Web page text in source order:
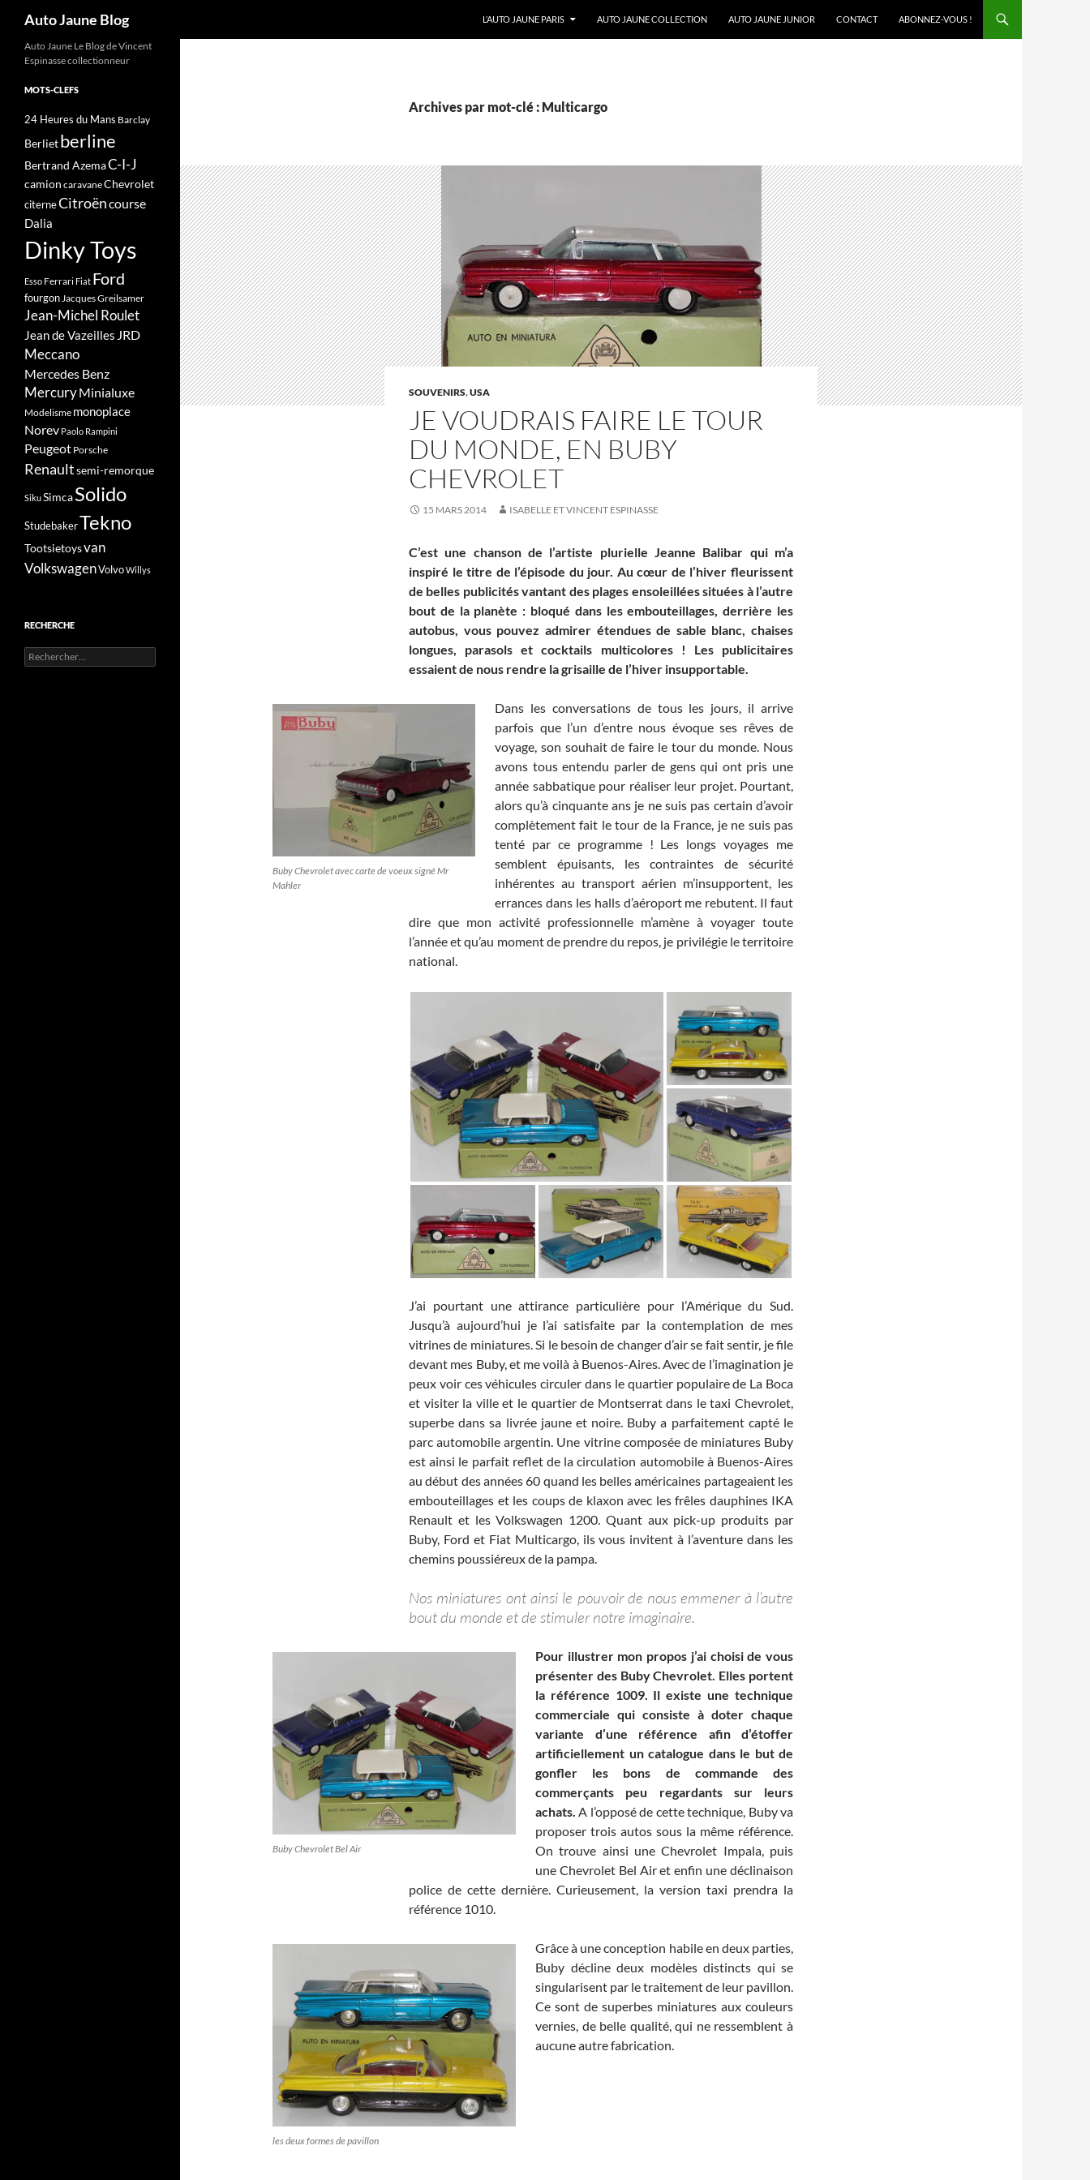
Auto Jaune Blog
L’AUTO JAUNE PARIS
AUTO JAUNE COLLECTION AUTO JAUNE JUNIOR CONTACT ABONNEZ-VOUS !
Archives par mot-clé : Multicargo
SOUVENIRS,USA
JE VOUDRAIS FAIRE LE TOUR
DU MONDE, EN BUBY
CHEVROLET
15 MARS 2014 ISABELLE ET VINCENT ESPINASSE
C’est une chanson de l’artiste plurielle Jeanne Balibar qui m’a
inspiré le titre de l’épisode du jour. Au cœur de l’hiver fleurissent
de belles publicités vantant des plages ensoleillées situées à l’autre
bout de la planète : bloqué dans les embouteillages, derrière les
autobus, vous pouvez admirer étendues de sable blanc, chaises
longues, parasols et cocktails multicolores ! Les publicitaires
essaient de nous rendre la grisaille de l’hiver insupportable.
Buby Chevrolet avec carte de voeux signé Mr
Mahler
Dans les conversations de tous les jours, il arrive
parfois que l’un d’entre nous évoque ses rêves de
voyage, son souhait de faire le tour du monde. Nous
avons tous entendu parler de gens qui ont pris une
année sabbatique pour réaliser leur projet. Pourtant,
alors qu’à cinquante ans je ne suis pas certain d’avoir
complètement fait le tour de la France, je ne suis pas
tenté par ce programme ! Les longs voyages me
semblent épuisants, les contraintes de sécurité
inhérentes au transport aérien m’insupportent, les
errances dans les halls d’aéroport me rebutent. Il faut
dire que mon activité professionnelle m’amène à voyager toute
l’année et qu’au moment de prendre du repos, je privilégie le territoire
national.
J’ai pourtant une attirance particulière pour l’Amérique du Sud.
Jusqu’à aujourd’hui je l’ai satisfaite par la contemplation de mes
vitrines de miniatures. Si le besoin de changer d’air se fait sentir, je file
devant mes Buby, et me voilà à Buenos-Aires. Avec de l’imagination je
peux voir ces véhicules circuler dans le quartier populaire de La Boca
et visiter la ville et le quartier de Montserrat dans le taxi Chevrolet,
superbe dans sa livrée jaune et noire. Buby a parfaitement capté le
parc automobile argentin. Une vitrine composée de miniatures Buby
est ainsi le parfait reflet de la circulation automobile à Buenos-Aires
au début des années 60 quand les belles américaines partageaient les
embouteillages et les coups de klaxon avec les frêles dauphines IKA
Renault et les Volkswagen 1200. Quant aux pick-up produits par
Buby, Ford et Fiat Multicargo, ils vous invitent à l’aventure dans les
chemins poussiéreux de la pampa.
Nos miniatures ont ainsi le pouvoir de nous emmener à l’autre
bout du monde et de stimuler notre imaginaire.
Buby Chevrolet Bel Air
Pour illustrer mon propos j’ai choisi de vous
présenter des Buby Chevrolet. Elles portent
la référence 1009. Il existe une technique
commerciale qui consiste à doter chaque
variante d’une référence afin d’étoffer
artificiellement un catalogue dans le but de
gonfler les bons de commande des
commerçants peu regardants sur leurs
achats. A l’opposé de cette technique, Buby va
proposer trois autos sous la même référence.
On trouve ainsi une Chevrolet Impala, puis
une Chevrolet Bel Air et enfin une déclinaison
police de cette dernière. Curieusement, la version taxi prendra la
référence 1010.
les deux formes de pavillon
Grâce à une conception habile en deux parties,
Buby décline deux modèles distincts qui se
singularisent par le traitement de leur pavillon.
Ce sont de superbes miniatures aux couleurs
vernies, de belle qualité, qui ne ressemblent à
aucune autre fabrication.
Auto Jaune Le Blog de Vincent
Espinasse collectionneur
MOTS-CLEFS
24 Heures du Mans Barclay
Berlietberline
Bertrand AzemaC-I-J
camion caravaneChevrolet
citerneCitroëncourse
Dalia
Dinky Toys
Esso Ferrari Fiat Ford
fourgonJacques Greilsamer
Jean-Michel Roulet
Jean de Vazeilles JRD
Meccano
Mercedes Benz
MercuryMinialuxe
Modelisme monoplace
Norev Paolo Rampini
Peugeot Porsche
Renaultsemi-remorque
SikuSimcaSolido
StudebakerTekno
Tootsietoysvan
VolkswagenVolvoWillys
RECHERCHE
Rechercher :